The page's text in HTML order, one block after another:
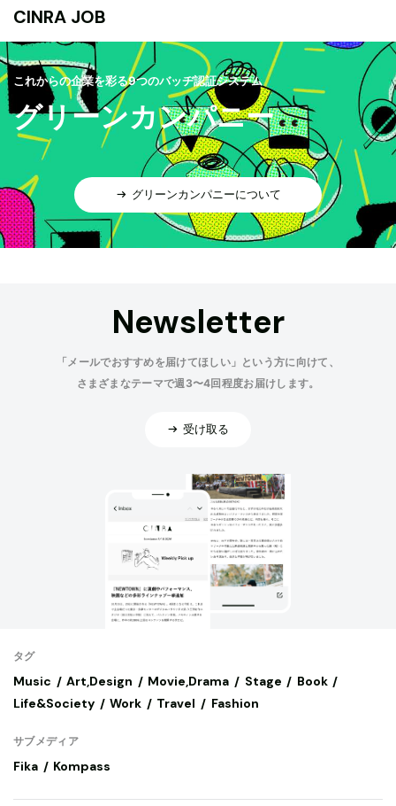
CINRA JOB
これからの企業を彩る9つのバッヂ認証システム
グリーンカンパニー
グリーンカンパニーについて
Newsletter
「メールでおすすめを届けてほしい」という方に向けて、
さまざまなテーマで週3〜4回程度お届けします。
受け取る
タグ
Music Art,Design Movie,Drama Stage
Book
Life&Society
Work Travel Fashion
サブメディア
Fika Kompass